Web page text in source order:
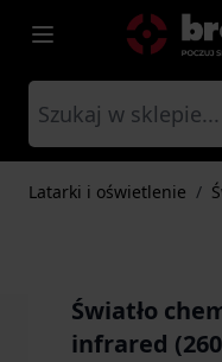
Przejdź do treści
Latarki i oświetlenie /
Światło
infrared